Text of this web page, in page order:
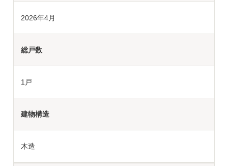
2026年4月
総戸数
1戸
建物構造
木造